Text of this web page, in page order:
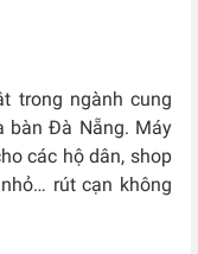
trong ngành cung
bàn Đà Nẵng. Máy
các hộ dân, shop
rút cạn không